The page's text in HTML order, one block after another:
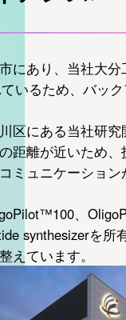
にあり、当社大分
いるため、バッ
区にある当社研
距離が近いため、
ミュニケーション
、
synthesizerを所
えています。